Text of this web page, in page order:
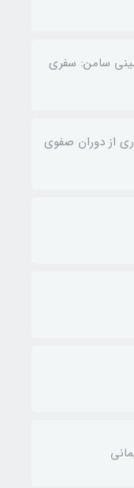
سامن: سفری
از دوران صفوی